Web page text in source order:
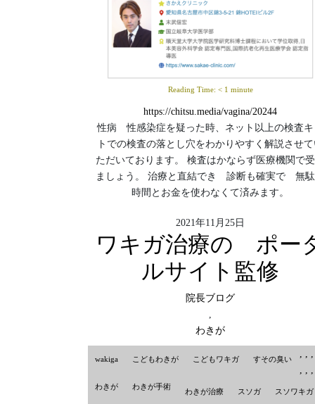
Reading Time: < 1 minute
https://chitsu.media/vagina/20244
性病 性感染症を疑った時、ネット以上の検査キ
トでの検査の落とし穴をわかりやすく解説させ
ただいております。 検査はかならず医療機関で
ましょう。 治療と直結でき 診断も確実で 無
時間とお金を使わなくて済みます。
2021年11月25日
ワキガ治療の ポー
ルサイト監修
院長ブログ
,
わきが
wakiga ,
こどもわきが ,
こどもワキガ すその臭い
わきが わきが手術
,
わきが治療
,
スソガ スソワキガ